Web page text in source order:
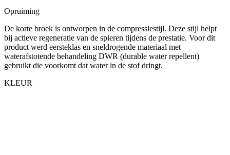
Opruiming
De korte broek is ontworpen in de compressiestijl. Deze stijl helpt
bij actieve regeneratie van de spieren tijdens de prestatie. Voor dit
product werd eersteklas en sneldrogende materiaal met
waterafstotende behandeling DWR (durable water repellent)
gebruikt die voorkomt dat water in de stof dringt.
KLEUR